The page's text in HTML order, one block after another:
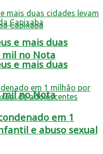
e mais duas
mil no Nota
e mais duas
mil no Nota
em 1
e abuso sexual